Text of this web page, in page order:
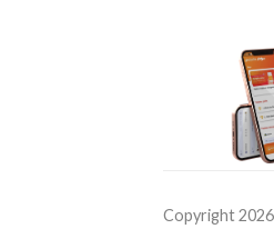
Copyright